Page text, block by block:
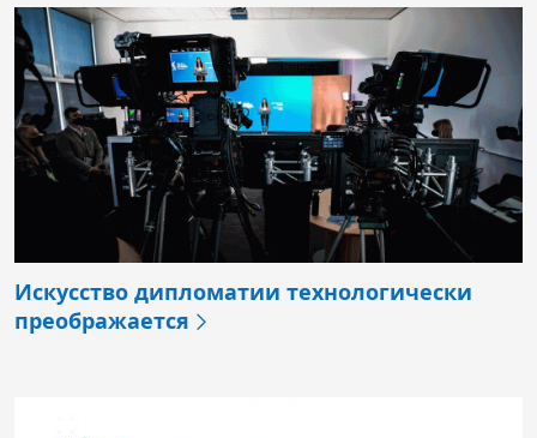
Искусство дипломатии технологически
преображается